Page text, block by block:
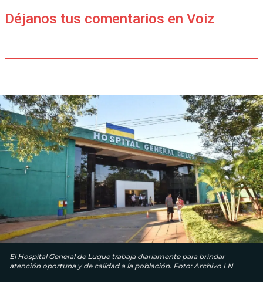
Déjanos tus comentarios en Voiz
El Hospital General de Luque trabaja diariamente para brindar
atención oportuna y de calidad a la población. Foto: Archivo LN